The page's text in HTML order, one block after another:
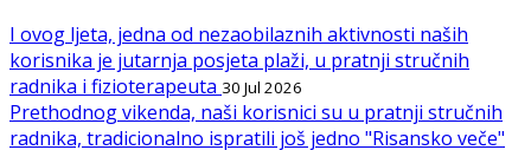
I ovog ljeta, jedna od nezaobilaznih aktivnosti naših
korisnika je jutarnja posjeta plaži, u pratnji stručnih
radnika i fizioterapeuta 30 Jul 2026
Prethodnog vikenda, naši korisnici su u pratnji stručnih
radnika, tradicionalno ispratili još jedno "Risansko veče"